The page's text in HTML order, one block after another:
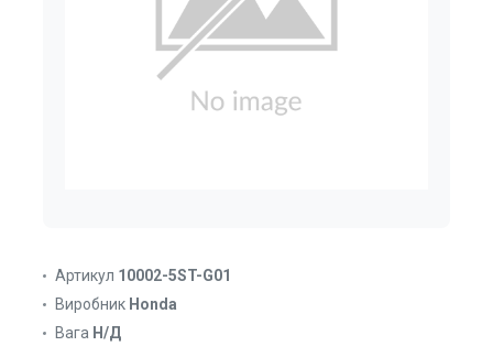
Артикул 10002-5ST-G01
Виробник Honda
Вага Н/Д